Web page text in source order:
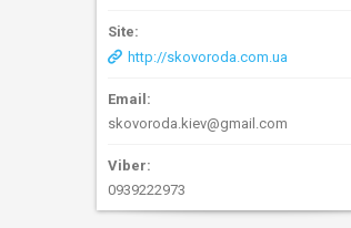
http://skovoroda.com.ua
skovoroda.kiev@gmail.com
0939222973